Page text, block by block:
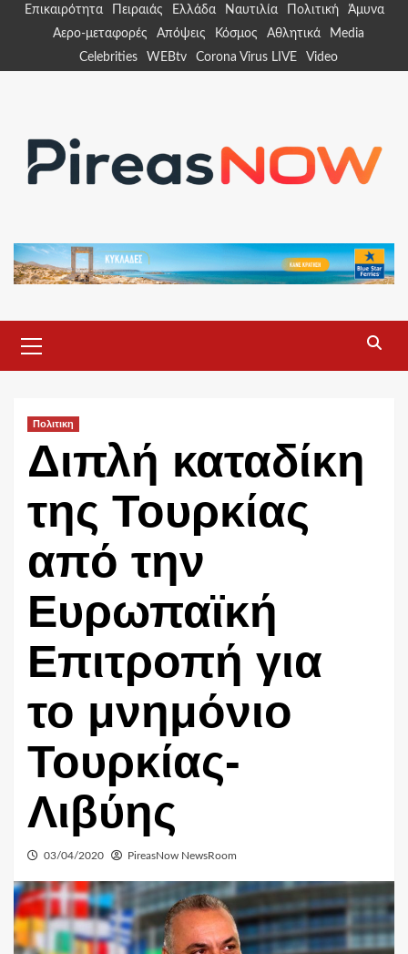
Επικαιρότητα Πειραιάς Ελλάδα Ναυτιλία Πολιτική
Άμυνα
Αερο-μεταφορές
Απόψεις Κόσμος Αθλητικά
Media
Celebrities
WEBtv Corona Virus LIVE Video
Menu
Πολιτικη
Διπλή καταδίκη
της Τουρκίας
από την
Ευρωπαϊκή
Επιτροπή για
το μνημόνιο
Τουρκίας-
Λιβύης
03/04/2020 PireasNow NewsRoom